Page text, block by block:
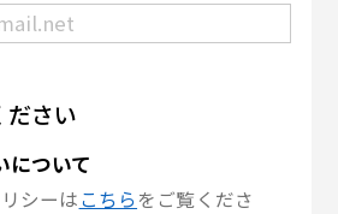
ださい
について
シーはこちらをご覧くださ